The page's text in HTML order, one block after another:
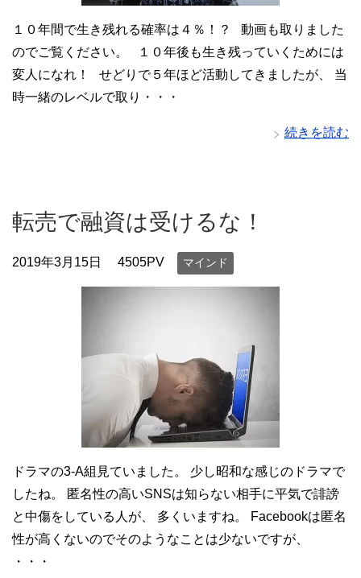
１０年間で生き残れる確率は４％！？ 動画も取りました
のでご覧ください。 １０年後も生き残っていくためには
変人になれ！ せどりで５年ほど活動してきましたが、 当
時一緒のレベルで取り・・・
続きを読む
転売で融資は受けるな！
2019年3月15日 4505PV マインド
ドラマの3-A組見ていました。 少し昭和な感じのドラマで
したね。 匿名性の高いSNSは知らない相手に平気で誹謗
と中傷をしている人が、 多くいますね。 Facebookは匿名
性が高くないのでそのようなことは少ないですが、
・・・